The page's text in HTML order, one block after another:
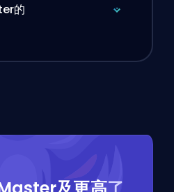
的